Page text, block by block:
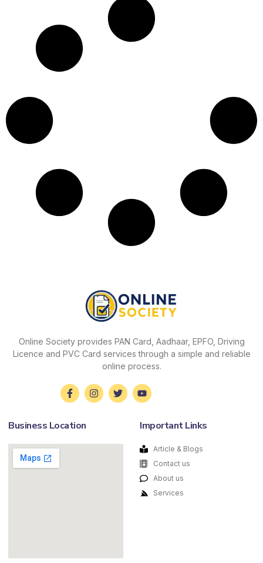
Online Society provides PAN Card, Aadhaar, EPFO, Driving
Licence and PVC Card services through a simple and reliable
online process.
Business Location Important Links
Article & Blogs
Contact us
About us
Services